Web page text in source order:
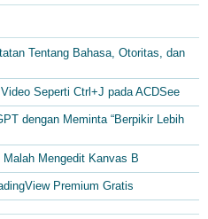
Tentang Bahasa, Otoritas, dan
Seperti Ctrl+J pada ACDSee
dengan Meminta “Berpikir Lebih
Mengedit Kanvas B
Premium Gratis